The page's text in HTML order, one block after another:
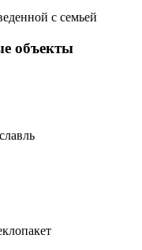
с семьей
объекты